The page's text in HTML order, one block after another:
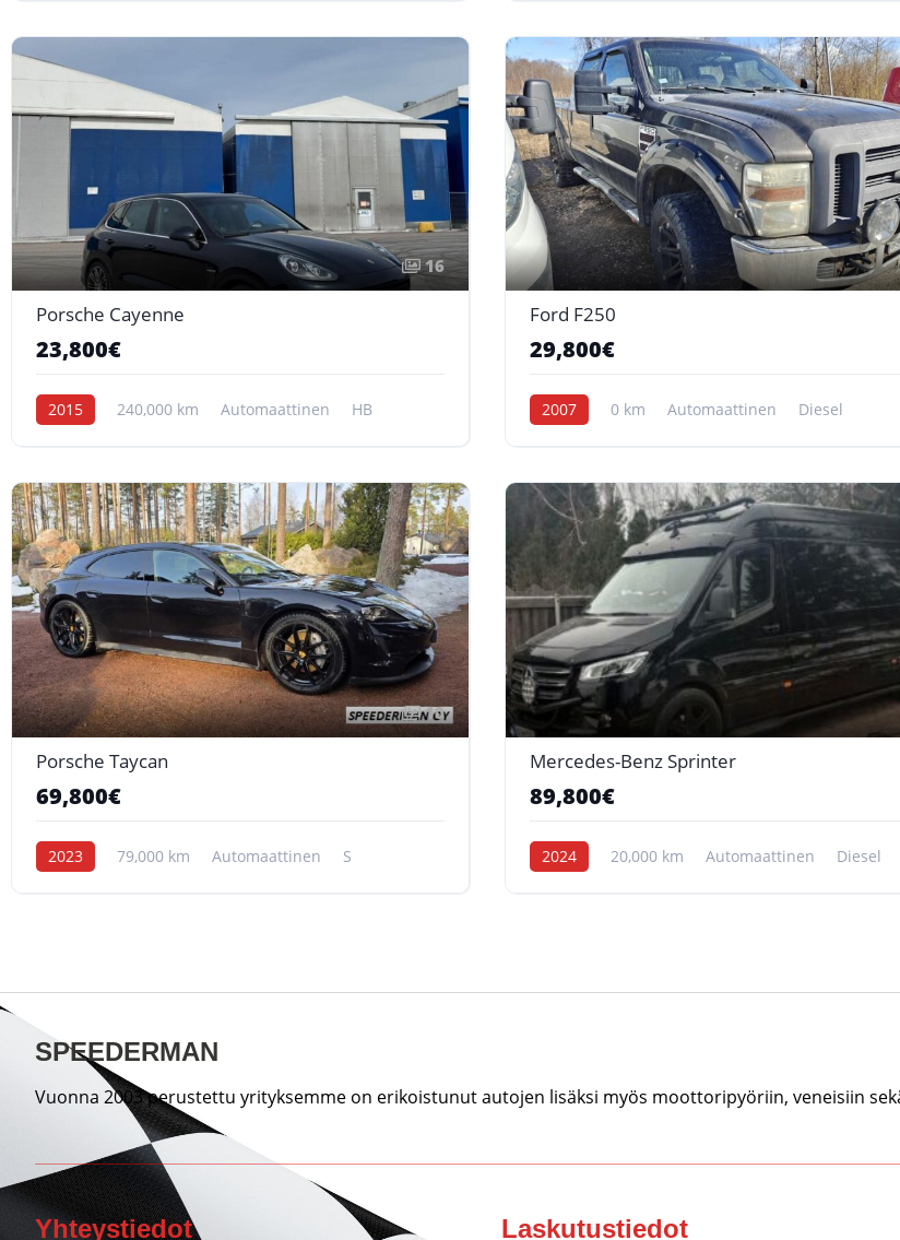
16
Porsche Cayenne
23,800€
2015 240,000 km Automaattinen HB
Ford F250
29,800€
2007 0 km Automaattinen Diesel
10
Porsche Taycan
69,800€
2023 79,000 km Automaattinen S
Mercedes-Benz Sprinter
89,800€
2024 20,000 km Automaattinen Diesel
SPEEDERMAN
Vuonna 2003 perustettu yrityksemme on erikoistunut autojen lisäksi myös moottoripyöriin, veneisiin
Yhteystiedot Laskutustiedot